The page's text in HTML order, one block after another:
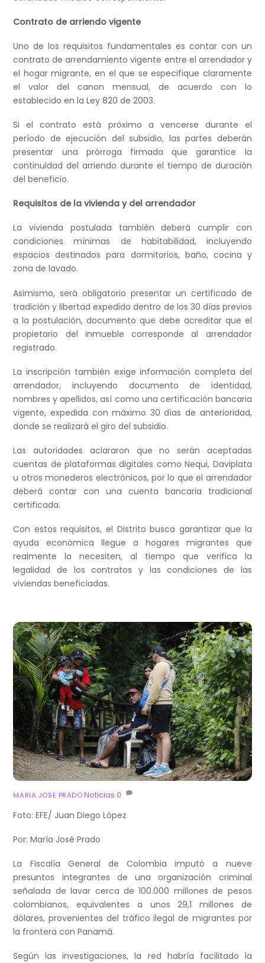
Contrato de arriendo vigente
Uno de los requisitos fundamentales es contar con un
contrato de arrendamiento vigente entre el arrendador y
el hogar migrante, en el que se especifique claramente
el valor del canon mensual, de acuerdo con lo
establecido en la Ley 820 de 2003.
Si el contrato está próximo a vencerse durante el
período de ejecución del subsidio, las partes deberán
presentar una prórroga firmada que garantice la
continuidad del arriendo durante el tiempo de duración
del beneficio.
Requisitos de la vivienda y del arrendador
La vivienda postulada también deberá cumplir con
condiciones mínimas de habitabilidad, incluyendo
espacios destinados para dormitorios, baño, cocina y
zona de lavado.
Asimismo, será obligatorio presentar un certificado de
tradición y libertad expedido dentro de los 30 días previos
a la postulación, documento que debe acreditar que el
propietario del inmueble corresponde al arrendador
registrado.
La inscripción también exige información completa del
arrendador, incluyendo documento de identidad,
nombres y apellidos, así como una certificación bancaria
vigente, expedida con máximo 30 días de anterioridad,
donde se realizará el giro del subsidio.
Las autoridades aclararon que no serán aceptadas
cuentas de plataformas digitales como Nequi, Daviplata
u otros monederos electrónicos, por lo que el arrendador
deberá contar con una cuenta bancaria tradicional
certificada.
Con estos requisitos, el Distrito busca garantizar que la
ayuda económica llegue a hogares migrantes que
realmente la necesiten, al tiempo que verifica la
legalidad de los contratos y las condiciones de las
viviendas beneficiadas.
MARIA JOSE PRADO Noticias 0
Foto: EFE/ Juan Diego López
Por: María José Prado
La Fiscalía General de Colombia imputó a nueve
presuntos integrantes de una organización criminal
señalada de lavar cerca de 100.000 millones de pesos
colombianos, equivalentes a unos 29,1 millones de
dólares, provenientes del tráfico ilegal de migrantes por
la frontera con Panamá.
Según las investigaciones, la red habría facilitado la